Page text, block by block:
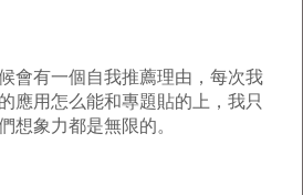
會有一個自我推薦理由，每次我
應用怎么能和專題貼的上，我只
想象力都是無限的。